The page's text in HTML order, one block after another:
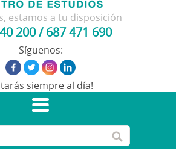
estamos a tu disposición
200/687 471 690
Síguenos:
siempre al día!